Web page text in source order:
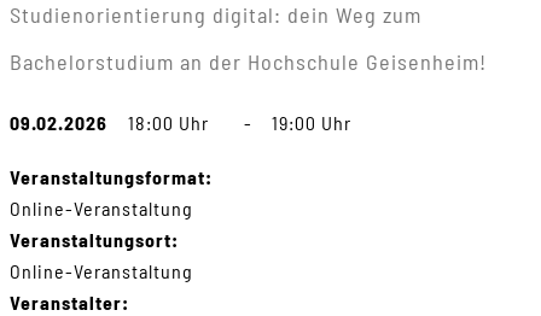
Studienorientierung digital: dein Weg zum
Bachelorstudium an der Hochschule Geisenheim!
09.02.2026 18:00 Uhr - 19:00 Uhr
Veranstaltungsformat:
Online-Veranstaltung
Veranstaltungsort:
Online-Veranstaltung
Veranstalter: